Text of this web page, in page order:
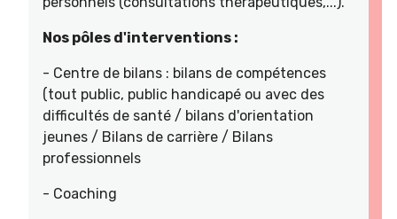
Nos pôles d'interventions :
- Centre de bilans : bilans de compétences
(tout public, public handicapé ou avec des
difficultés de santé / bilans d'orientation
jeunes / Bilans de carrière / Bilans
professionnels
- Coaching